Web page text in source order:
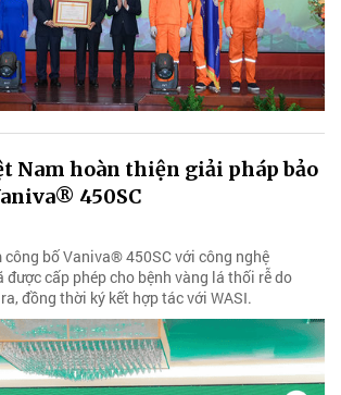
Nam hoàn thiện giải pháp bảo
450SC
bố Vaniva® 450SC với công nghệ
được cấp phép cho bệnh vàng lá thối rễ do
đồng thời ký kết hợp tác với WASI.